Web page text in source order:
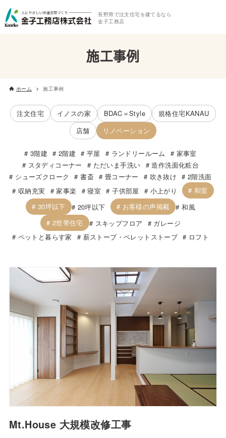
長野県で注文住宅を建てるなら
金子工務店
施工事例
ホーム 施工事例
注文住宅 イノスの家 BDAC＝Style
規格住宅KANAU
店舗
リノベーション
3階建 2階建 平屋 ランドリールーム
家事室
スタディコーナー
ただいま手洗い
造作洗面化粧台
シューズクローク
書斎 畳コーナー 吹き抜け
2階洗面
収納充実
家事楽 寝室 子供部屋 小上がり
和室
30坪以下
20坪以下 お客様の声掲載
和風
2世帯住宅
スキップフロア
ガレージ
ペットと暮らす家
薪ストーブ・ペレットストーブ ロフト
Mt.House 大規模改修工事